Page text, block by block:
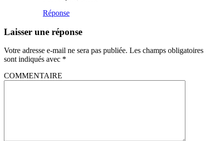
Réponse
Laisser une réponse
Votre adresse e-mail ne sera pas publiée. Les champs obligatoires
sont indiqués avec *
COMMENTAIRE